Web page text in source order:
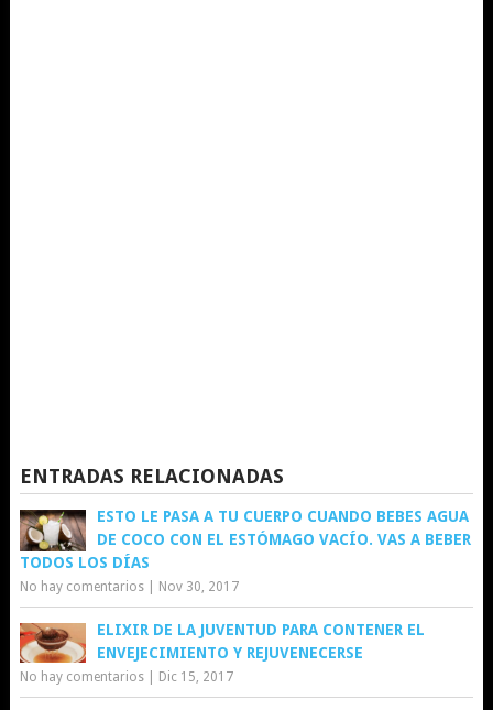
ENTRADAS RELACIONADAS
ESTO LE PASA A TU CUERPO CUANDO BEBES AGUA
DE COCO CON EL ESTÓMAGO VACÍO. VAS A BEBER
TODOS LOS DÍAS
No hay comentarios| Nov 30, 2017
ELIXIR DE LA JUVENTUD PARA CONTENER EL
ENVEJECIMIENTO Y REJUVENECERSE
No hay comentarios| Dic 15, 2017